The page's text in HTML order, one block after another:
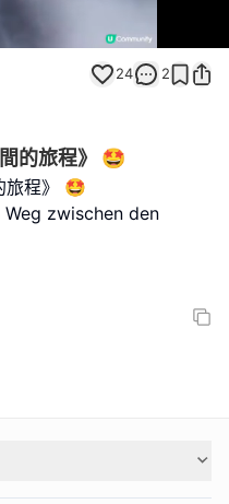
24 2
的旅程》 🤩
旅程》 🤩
Weg zwischen den